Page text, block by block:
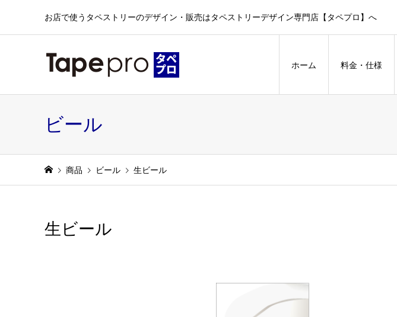
お店で使うタペストリーのデザイン・販売はタペストリーデザイン専門店【タペプロ】へ
ホーム 料金・仕様
ビール
商品 ビール 生ビール
生ビール